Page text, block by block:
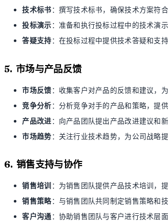
技术标书：撰写技术标书，确保技术方案符
投标演示：准备和执行投标过程中的技术演
答疑支持：在投标过程中提供技术答疑和支持
5. 市场与产品反馈
市场反馈：收集客户对产品的反馈和建议，
竞争分析：分析竞争对手的产品和策略，提
产品改进：向产品团队提出产品改进建议和
市场趋势：关注行业技术趋势，为公司战略
6. 销售支持与协作
销售培训 ：为销售团队提供产品技术培训，
销售策略：与销售团队共同制定销售策略和
客户沟通：协助销售团队与客户进行技术层